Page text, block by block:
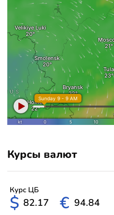
Курсы валют
Курс ЦБ
$ 82.17 € 94.84